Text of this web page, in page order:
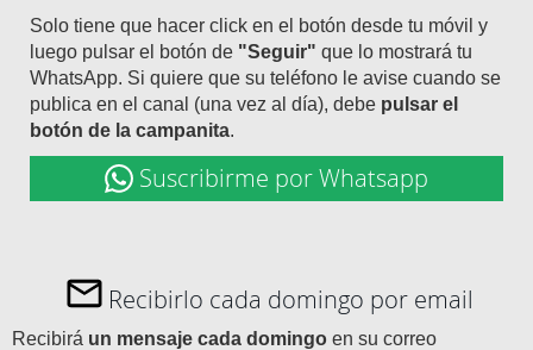
Solo tiene que hacer click en el botón desde tu móvil y
luego pulsar el botón de "Seguir" que lo mostrará tu
WhatsApp. Si quiere que su teléfono le avise cuando se
publica en el canal (una vez al día), debe pulsar el
botón de la campanita.
Suscribirme por Whatsapp
Recibirlo cada domingo por email
Recibirá un mensaje cada domingo en su correo